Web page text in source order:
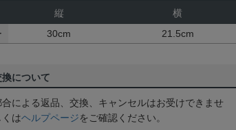
縦
横
30cm 21.5cm
について
合による返品、交換、キャンセルはお受けできませ
くはヘルプページをご確認ください。